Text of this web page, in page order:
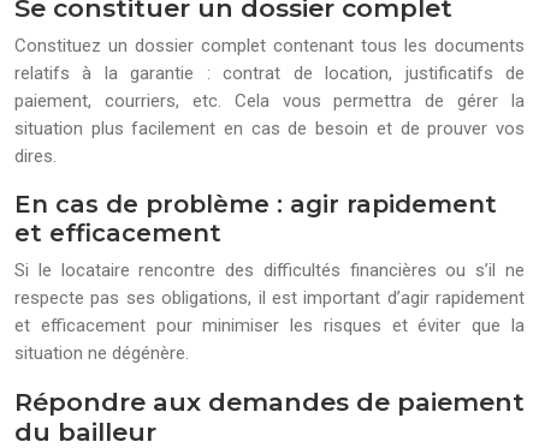
Se constituer un dossier complet
Constituez un dossier complet contenant tous les documents
relatifs à la garantie : contrat de location, justificatifs de
paiement, courriers, etc. Cela vous permettra de gérer la
situation plus facilement en cas de besoin et de prouver vos
dires.
En cas de problème : agir rapidement
et efficacement
Si le locataire rencontre des difficultés financières ou s’il ne
respecte pas ses obligations, il est important d’agir rapidement
et efficacement pour minimiser les risques et éviter que la
situation ne dégénère.
Répondre aux demandes de paiement
du bailleur